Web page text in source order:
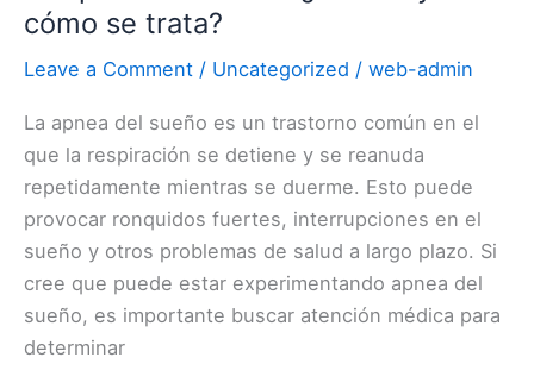
cómo se trata?
Leave a Comment / Uncategorized / web-admin
La apnea del sueño es un trastorno común en el
que la respiración se detiene y se reanuda
repetidamente mientras se duerme. Esto puede
provocar ronquidos fuertes, interrupciones en el
sueño y otros problemas de salud a largo plazo. Si
cree que puede estar experimentando apnea del
sueño, es importante buscar atención médica para
determinar